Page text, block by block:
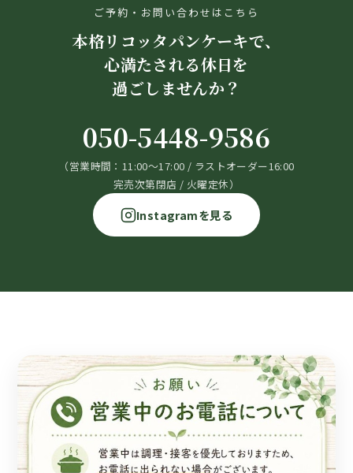
ご予約・お問い合わせはこちら
本格リコッタパンケーキで、
心満たされる休日を
過ごしませんか？
050-5448-9586
（営業時間：11:00～17:00 / ラストオーダー16:00
完売次第閉店 / 火曜定休）
Instagramを見る